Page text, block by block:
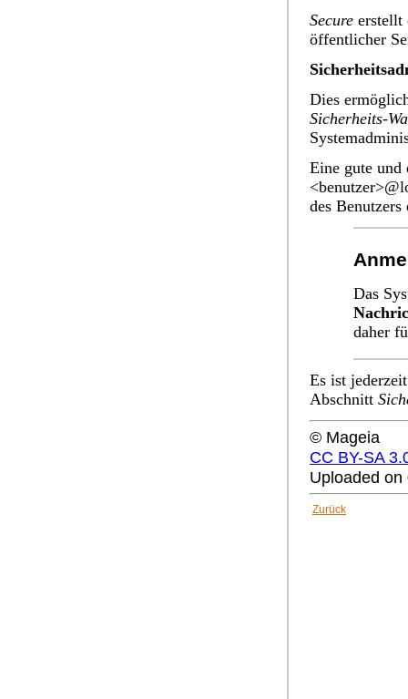
Secure erstellt
öffentlicher
Dies
Sicherheits-
Eine gute
des
Das
daher
Es ist
Abschnitt
© Mageia
CC BY-SA
Uploaded
Zurück